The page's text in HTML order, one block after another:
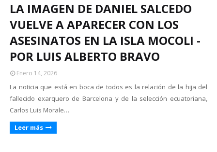
LA IMAGEN DE DANIEL SALCEDO
VUELVE A APARECER CON LOS
ASESINATOS EN LA ISLA MOCOLI -
POR LUIS ALBERTO BRAVO
Enero 14, 2026
La noticia que está en boca de todos es la relación de la hija del
fallecido exarquero de Barcelona y de la selección ecuatoriana,
Carlos Luis Morale…
Leer más